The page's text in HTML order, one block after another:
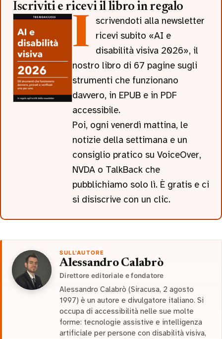
Iscriviti e ricevi il libro in regalo
Iscrivendoti alla newsletter
ricevi subito «AI e
disabilità visiva 2026», il
nostro libro di 67 pagine sugli
strumenti che funzionano
davvero, in EPUB e in PDF
accessibile.
Poi, ogni venerdì mattina, le
notizie della settimana e un
consiglio pratico su VoiceOver,
NVDA o TalkBack che
pubblichiamo solo lì. È gratis e ci
si disiscrive con un clic.
SULL'AUTORE
Alessandro Calabrò
Direttore editoriale e fondatore
Alessandro Calabrò (Siracusa, 2 agosto
1997) è un autore e divulgatore italiano. Si
occupa di accessibilità nelle sue molte
forme: tecnologie assistive e intelligenza
artificiale per persone con disabilità visiva,